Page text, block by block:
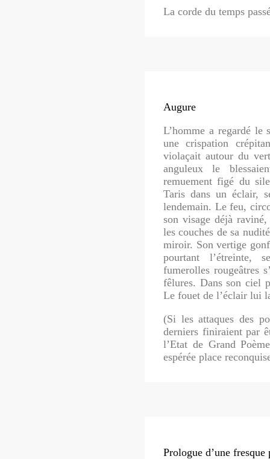
La corde du temps
Augure
L’homme a regardé
une crispation
violaçait autour du
anguleux le
remuement figé du
Taris dans un éclair,
lendemain. Le feu,
son visage déjà
les couches de sa
miroir. Son vertige
pourtant l’étreinte,
fumerolles rougeâtres
fêlures. Dans son ciel
Le fouet de l’éclair lui
(Si les attaques des
derniers finiraient par
l’Etat de Grand
espérée place
Prologue d’une